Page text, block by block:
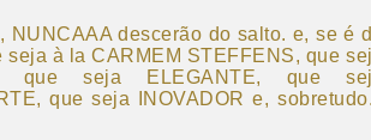
NUNCAAA descerão do salto. e, se é
seja à la CARMEM STEFFENS, que
que seja ELEGANTE, que
que seja INOVADOR e,